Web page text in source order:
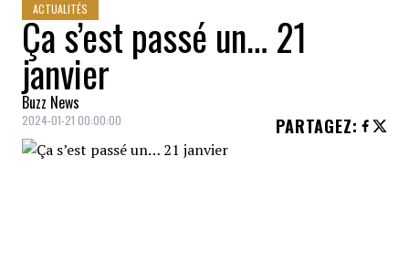
ACTUALITÉS
Ça s’est passé un… 21
janvier
Buzz News
2024-01-21 00:00:00 PARTAGEZ: